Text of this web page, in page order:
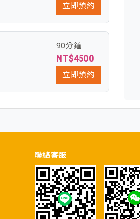
立即預約
90分鐘
NT$4500
立即預約
聯絡客服